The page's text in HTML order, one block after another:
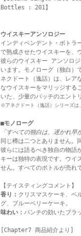
Bottles : 201】
ウイスキーアンソロジー
インディペンデント・ボトラ
で熟成させたウイスキーを、
彼らのウイスキー アンソロ
います。モノローグ（独白）
ネクドート（逸話）は、レア
なウイスキーをマリッジする
いた、少量のバッチのエント
※アネクドート（逸話）シリーズは
■モノローグ
「すべての独白は、遅かれ
同じ樽は二つとありません。
彼らには語るべき独自の物語
キーは独特の表現です。ウイ
せん。すべてのボトルが売れ
【テイスティングコメント】
香り： クリスマスケーキ、ベ
グ、ブルーベリーケーキ。
味わい： パンチの効いたブラ
[Chapter7 商品紹介より]